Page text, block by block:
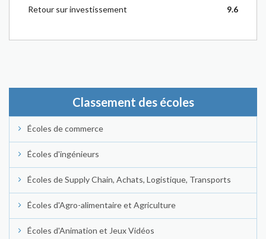
Retour sur investissement
9.6
Classement des écoles
Écoles de commerce
Écoles d'ingénieurs
Écoles de Supply Chain, Achats, Logistique, Transports
Écoles d'Agro-alimentaire et Agriculture
Écoles d'Animation et Jeux Vidéos